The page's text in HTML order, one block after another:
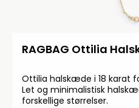
RAGBAG Ottilia
Ottilia halskæde i 18 karat
Let og minimalistisk
forskellige størrelser.